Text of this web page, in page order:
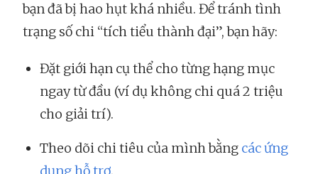
bạn đã bị hao hụt khá nhiều. Để tránh tình
trạng số chi “tích tiểu thành đại”, bạn hãy:
Đặt giới hạn cụ thể cho từng hạng mục
ngay từ đầu (ví dụ không chi quá 2 triệu
cho giải trí).
Theo dõi chi tiêu của mình bằng các ứng